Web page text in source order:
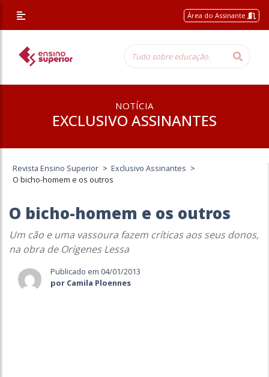
Área do Assinante
NOTÍCIA
EXCLUSIVO ASSINANTES
Revista Ensino Superior > Exclusivo Assinantes >
O bicho-homem e os outros
O bicho-homem e os outros
Um cão e uma vassoura fazem críticas aos seus donos,
na obra de Orígenes Lessa
Publicado em 04/01/2013
por Camila Ploennes